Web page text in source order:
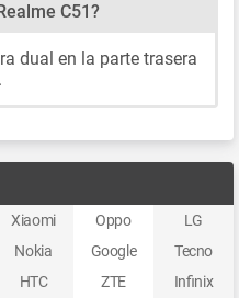
C51?
dual en la parte trasera
Xiaomi Oppo
LG
Nokia Google
Tecno
HTC ZTE
Infinix